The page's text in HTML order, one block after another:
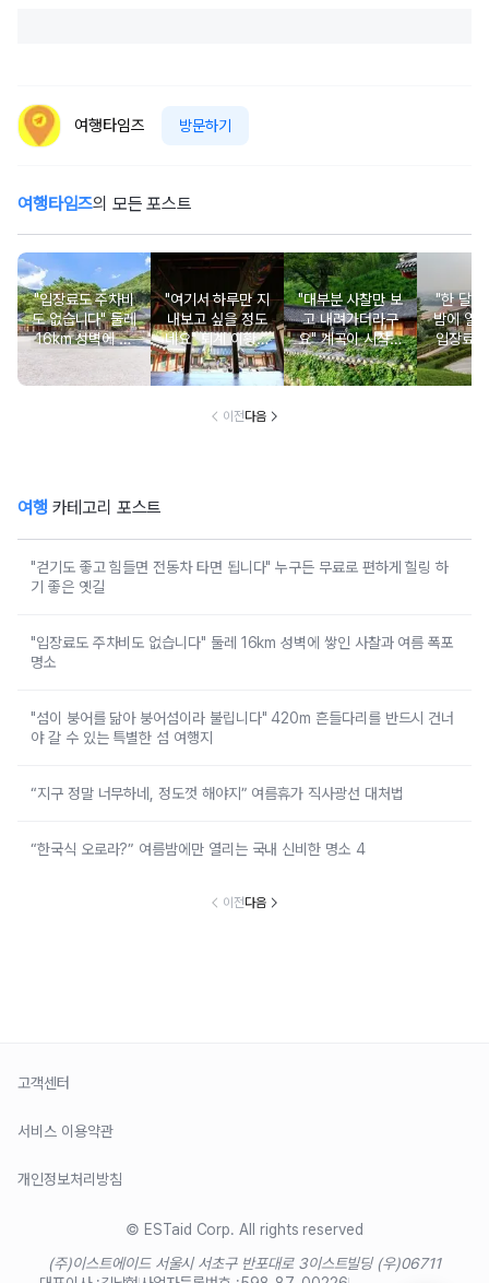
여행타임즈 방문하기
여행타임즈의 모든 포스트
"입장료도 주차비
도 없습니다" 둘레
16km 성벽에 쌓
포 명소
"여기서 하루만 지
내보고 싶을 정도
네요" 퇴계 이황이
직접 지어 더욱 유
명해진 서당
"대부분 사찰만 보
고 내려가더라구
요" 계곡이 시작되
는 입구에 있는 사
찰
"한 달에
밤에 열
입장료
산책길
품인 전
이전다음
여행 카테고리 포스트
"걷기도 좋고 힘들면 전동차 타면 됩니다" 누구든 무료로 편하게 힐링 하
기 좋은 옛길
"입장료도 주차비도 없습니다" 둘레 16km 성벽에 쌓인 사찰과 여름 폭포
명소
"섬이 붕어를 닮아 붕어섬이라 불립니다" 420m 흔들다리를 반드시 건너
야 갈 수 있는 특별한 섬 여행지
“지구 정말 너무하네, 정도껏 해야지” 여름휴가 직사광선 대처법
“한국식 오로라?” 여름밤에만 열리는 국내 신비한 명소 4
이전다음
고객센터
서비스 이용약관
개인정보처리방침
© ESTaid Corp. All rights reserved
(주)이스트에이드 서울시 서초구 반포대로 3이스트빌딩 (우)06711